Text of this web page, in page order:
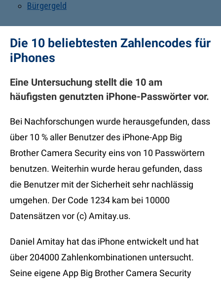
Bürgergeld
Die 10 beliebtesten Zahlencodes für
iPhones
Eine Untersuchung stellt die 10 am
häufigsten genutzten iPhone-Passwörter vor.
Bei Nachforschungen wurde herausgefunden, dass
über 10 % aller Benutzer des iPhone-App Big
Brother Camera Security eins von 10 Passwörtern
benutzen. Weiterhin wurde herau gefunden, dass
die Benutzer mit der Sicherheit sehr nachlässig
umgehen. Der Code 1234 kam bei 10000
Datensätzen vor (c) Amitay.us.
Daniel Amitay hat das iPhone entwickelt und hat
über 204000 Zahlenkombinationen untersucht.
Seine eigene App Big Brother Camera Security